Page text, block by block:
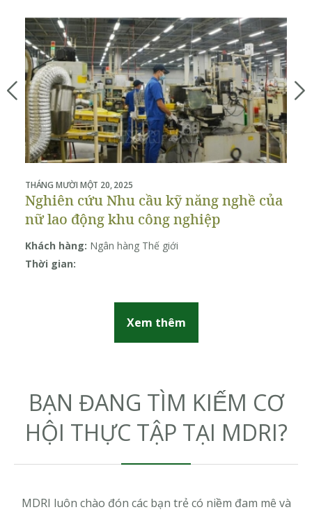
THÁNG MƯỜI MỘT 20, 2025
Nghiên cứu Nhu cầu kỹ năng nghề của
nữ lao động khu công nghiệp
Khách hàng: Ngân hàng Thế giới
Thời gian:
Xem thêm
BẠN ĐANG TÌM KIẾM CƠ
HỘI THỰC TẬP TẠI MDRI?
MDRI luôn chào đón các bạn trẻ có niềm đam mê và